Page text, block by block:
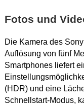
Fotos und
Die Kamera des
Auflösung von fünf
Smartphones liefert
(HDR) und eine
Schnellstart-Modus,